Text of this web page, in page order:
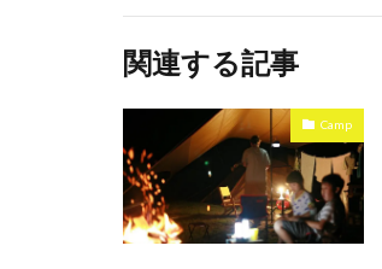
関連する記事
Camp